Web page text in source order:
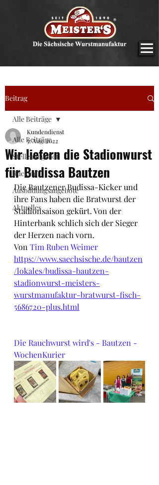
Beitrag
Alle Beiträge
Stellenangebot
Rückruf
Ausbildungsangebote
Aktuelles
Alle Beiträge
Wir liefern die Stadionwurst
für Budissa Bautzen
Kundendienst
5. Aug. 2022
Die Bautzener Budissa-Kicker und
ihre Fans haben die Bratwurst der
Stadionsaison gekürt. Von der
Hinterbank schlich sich der Sieger
der Herzen nach vorn.
Von Tim Ruben Weimer
https://www.saechsische.de/bautzen
/lokales/budissa-bautzen-
stadionwurst-meisters-
wurstmanufaktur-bratwurst-fisch-
5686720-plus.html
Die Rauchwurst wird's - Bautzen -
WochenKurier